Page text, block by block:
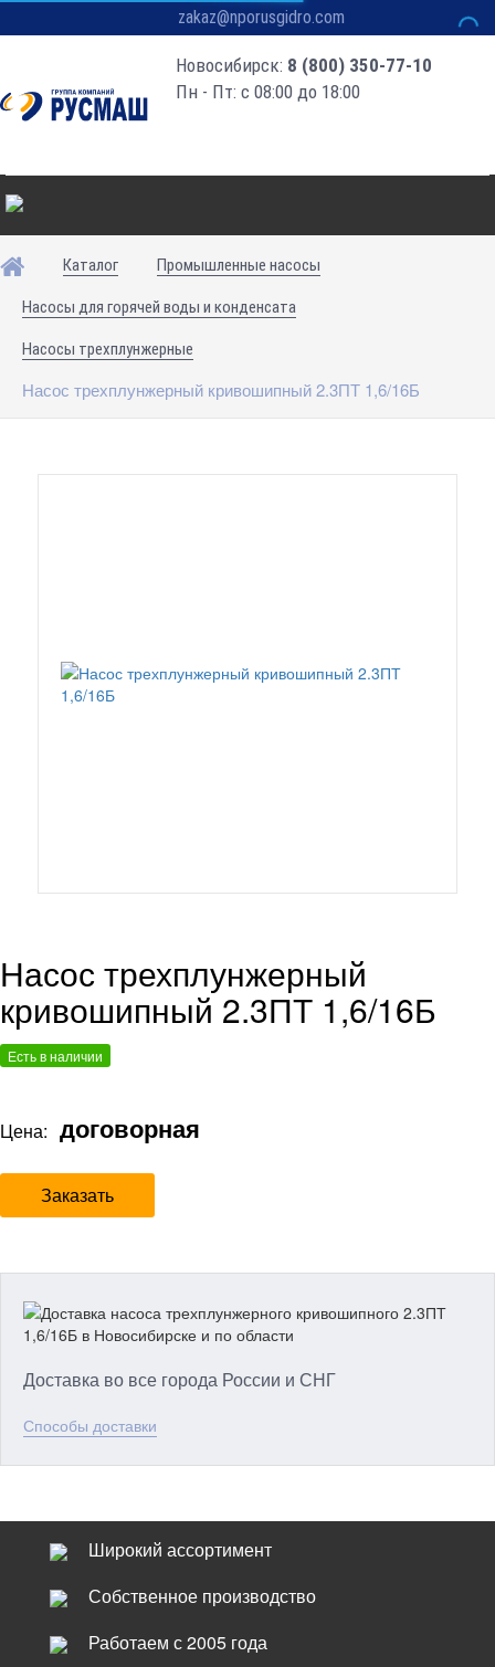
zakaz@nporusgidro.com
Новосибирск: 8 (800) 350-77-10
Пн - Пт: с 08:00 до 18:00
Каталог Промышленные насосы
Насосы для горячей воды и конденсата
Насосы трехплунжерные
Насос трехплунжерный кривошипный 2.3ПТ 1,6/16Б
Насос трехплунжерный
кривошипный 2.3ПТ 1,6/16Б
Есть в наличии
Цена: договорная
Заказать
Доставка во все города России и СНГ
Способы доставки
Широкий ассортимент
Собственное производство
Работаем с 2005 года